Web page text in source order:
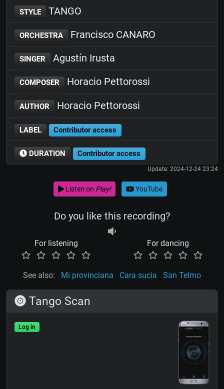
STYLE TANGO
ORCHESTRA Francisco CANARO
SINGER Agustín Irusta
COMPOSER Horacio Pettorossi
AUTHOR Horacio Pettorossi
LABEL Contributor access
DURATION Contributor access
Update: 2024-12-24 23:24
Listen on Play! YouTube
Do you like this recording?
For listening For dancing
See also: Mi provinciana Cara sucia San Telmo
Tango Scan
Log in